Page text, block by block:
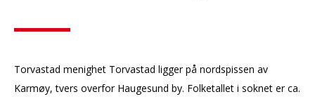
Torvastad menighet Torvastad ligger på nordspissen av
Karmøy, tvers overfor Haugesund by. Folketallet i soknet er ca.